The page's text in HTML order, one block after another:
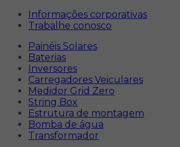
Informações corporativas
Trabalhe conosco
Painéis Solares
Baterias
Inversores
Carregadores Veiculares
Medidor Grid Zero
String Box
Estrutura de montagem
Bomba de água
Transformador